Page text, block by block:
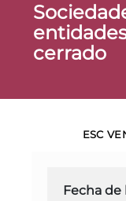
cerrado
ESC
Fecha de